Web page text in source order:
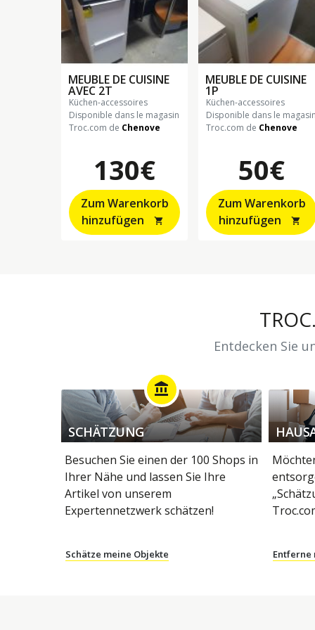
MEUBLE DE CUISINE
AVEC 2T
küchen-accessoires
Disponible dans le magasin
Troc.com de Chenove
130€
Zum Warenkorb
hinzufügen
shopping_cart
MEUBLE DE CUISINE
1P
küchen-accessoires
Disponible dans le
Troc.com de Chenove
50€
Zum Warenkorb
hinzufügen
shopping_cart
Entdecken Sie
account_balance
SCHÄTZUNG
Besuchen Sie einen der 100 Shops in
Ihrer Nähe und lassen Sie Ihre
Artikel von unserem
Expertennetzwerk schätzen!
Schätze meine Objekte Entferne